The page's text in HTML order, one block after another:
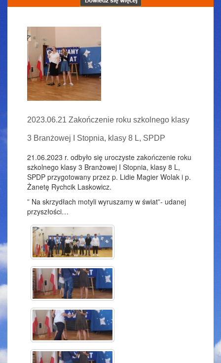
2023.06.21 Zakończenie roku szkolnego klasy
3 Branżowej I Stopnia, klasy 8 L, SPDP
21.06.2023 r. odbyło się uroczyste zakończenie roku
szkolnego klasy 3 Branżowej I Stopnia, klasy 8 L,
SPDP przygotowany przez p. Lidie Magier Wolak i p.
Żanetę Rychcik Laskowicz.
” Na skrzydłach motyli wyruszamy w świat”- udanej
przyszłości…